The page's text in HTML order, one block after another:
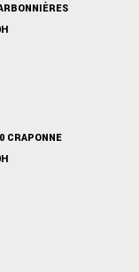
CRAPONNE